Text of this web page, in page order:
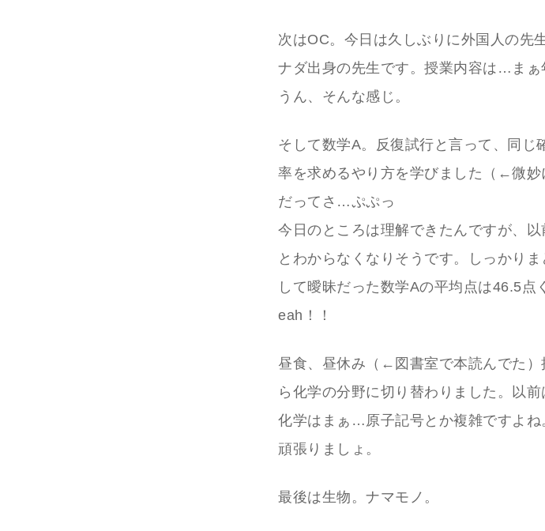
次はOC。今日は久しぶりに外国人の先
ナダ出身の先生です。授業内容は…ま
うん、そんな感じ。
そして数学A。反復試行と言って、同じ
率を求めるやり方を学びました（←微
だってさ…ぷぷっ
今日のところは理解できたんですが、
とわからなくなりそうです。しっかり
して曖昧だった数学Aの平均点は46.5
eah！！
昼食、昼休み（←図書室で本読んでた
ら化学の分野に切り替わりました。以前
化学はまぁ…原子記号とか複雑ですよね
頑張りましょ。
最後は生物。ナマモノ。